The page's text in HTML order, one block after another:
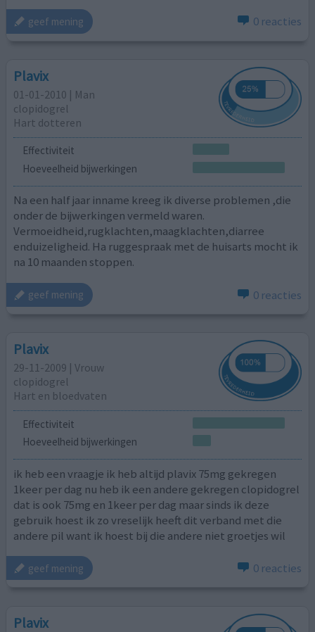
geef mening 0 reacties
Plavix
01-01-2010 | Man
clopidogrel
Hart dotteren
Effectiviteit
Hoeveelheid bijwerkingen
Na een half jaar inname kreeg ik diverse problemen ,die
onder de bijwerkingen vermeld waren.
Vermoeidheid,rugklachten,maagklachten,diarree
enduizeligheid. Ha ruggespraak met de huisarts mocht ik
na 10 maanden stoppen.
geef mening 0 reacties
Plavix
29-11-2009 | Vrouw
clopidogrel
Hart en bloedvaten
Effectiviteit
Hoeveelheid bijwerkingen
ik heb een vraagje ik heb altijd plavix 75mg gekregen
1keer per dag nu heb ik een andere gekregen clopidogrel
dat is ook 75mg en 1keer per dag maar sinds ik deze
gebruik hoest ik zo vreselijk heeft dit verband met die
andere pil want ik hoest bij die andere niet groetjes wil
geef mening 0 reacties
Plavix